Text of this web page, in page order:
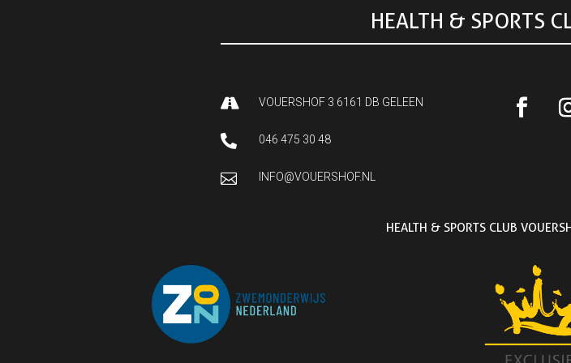
HEALTH & SPORTS
 VOUERSHOF 3 6161 DB GELEEN
 046 475 30 48
 INFO@VOUERSHOF.NL
HEALTH & SPORTS CLUB